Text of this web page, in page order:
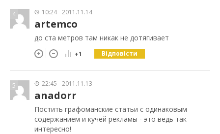
4 10:24 2011.11.14
artemco
до ста метров там никак не дотягивает
+1 Відповісти
5 22:45 2011.11.13
anadorr
Постить графоманские статьи с одинаковым
содержанием и кучей рекламы - это ведь так
интересно!